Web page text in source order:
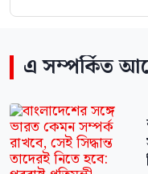
এ সম্পর্কিত